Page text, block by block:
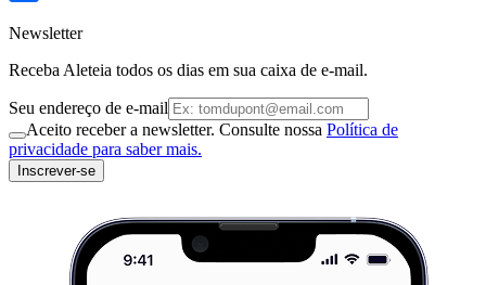
Newsletter
Receba Aleteia todos os dias em sua caixa de e-mail.
Seu endereço de e-mail
Aceito receber a newsletter. Consulte nossa Política de
privacidade para saber mais.
Inscrever-se